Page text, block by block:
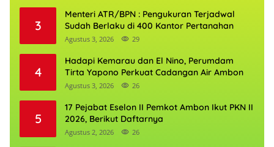
3
Menteri ATR/BPN : Pengukuran Terjadwal
Sudah Berlaku di 400 Kantor Pertanahan
Agustus 3, 2026 29
4
Hadapi Kemarau dan El Nino, Perumdam
Tirta Yapono Perkuat Cadangan Air Ambon
Agustus 3, 2026 26
5
17 Pejabat Eselon II Pemkot Ambon Ikut PKN II
2026, Berikut Daftarnya
Agustus 2, 2026 26